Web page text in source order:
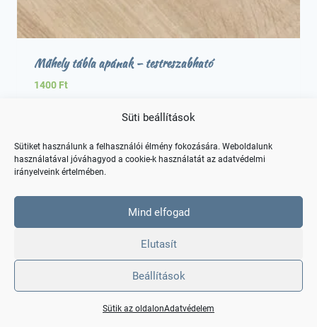
Süti beállítások
Sütiket használunk a felhasználói élmény fokozására. Weboldalunk
használatával jóváhagyod a cookie-k használatát az adatvédelmi
irányelveink értelmében.
Mind elfogad
Elutasít
Beállítások
Sütik az oldalonAdatvédelem
Műhely tábla apának – testreszabható
1400 Ft
1 2 3 4 5 6 →
Sütik az oldalon
Általános szerződési feltételek